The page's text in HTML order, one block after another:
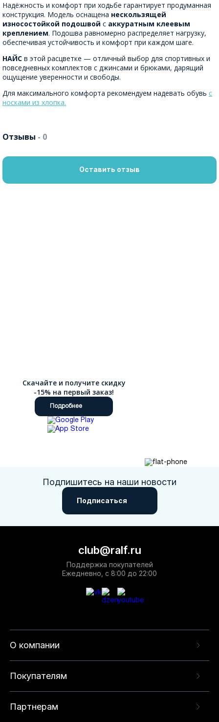
Надёжность и комфорт при ходьбе гарантирует продуманная
конструкция. Модель оснащена нескользящей
износостойкой подошвой с аккуратным клеевым
креплением. Подошва равномерно распределяет нагрузку,
обеспечивая устойчивость и комфорт при каждом шаге.
НАЙС в этой расцветке — отличный выбор для спортивных и
повседневных комплектов с джинсами и брюками, дарящий
ощущение уверенности и свободы.
Для максимального комфорта рекомендуем надевать обувь с
носками из хлопка.
Отзывы - 0
Оставить отзыв
Скачайте и получите скидку
-15% на первый заказ!
Подробнее
Подпишитесь на наши новости
Подписаться
О компании
Покупателям
Партнерам
club@ralf.ru
Поддержка покупателей
Ежедневно, с 8:00 до 22:00